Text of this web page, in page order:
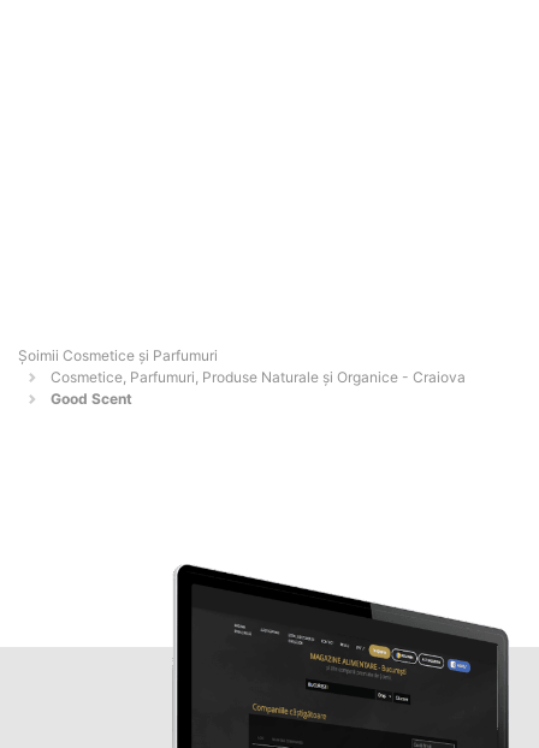
Șoimii Cosmetice și Parfumuri
Cosmetice, Parfumuri, Produse Naturale și Organice - Craiova
Good Scent